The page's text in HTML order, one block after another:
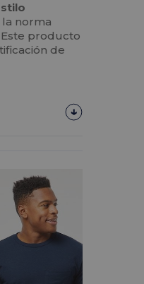
norma
Este producto
de